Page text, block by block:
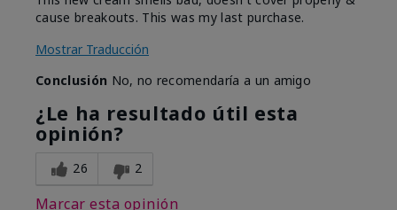
cause breakouts. This was my last purchase.
Mostrar Traducción
Conclusión No, no recomendaría a un amigo
¿Le ha resultado útil esta
opinión?
26 2
Marcar esta opinión